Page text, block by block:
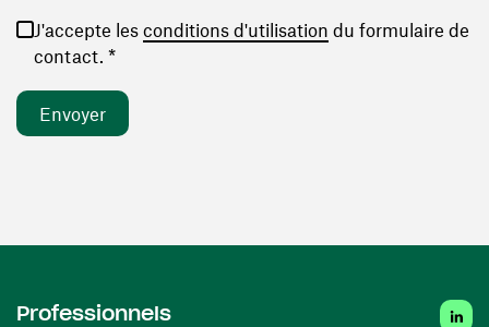
J'accepte les conditions d'utilisation (ouvre une
du formulaire de
contact. *
Professionnels